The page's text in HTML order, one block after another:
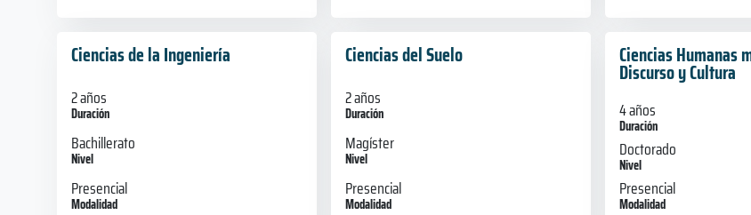
Ciencias de la Ingeniería
2 años
Duración
Bachillerato
Nivel
Presencial
Modalidad
Ciencias del Suelo
2 años
Duración
Magíster
Nivel
Presencial
Modalidad
Ciencias Humanas
Discurso y Cultura
4 años
Duración
Doctorado
Nivel
Presencial
Modalidad